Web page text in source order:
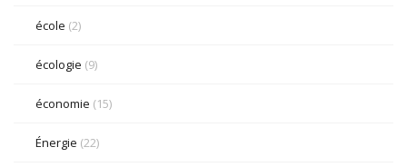
école (2)
écologie (9)
économie (15)
Énergie (22)